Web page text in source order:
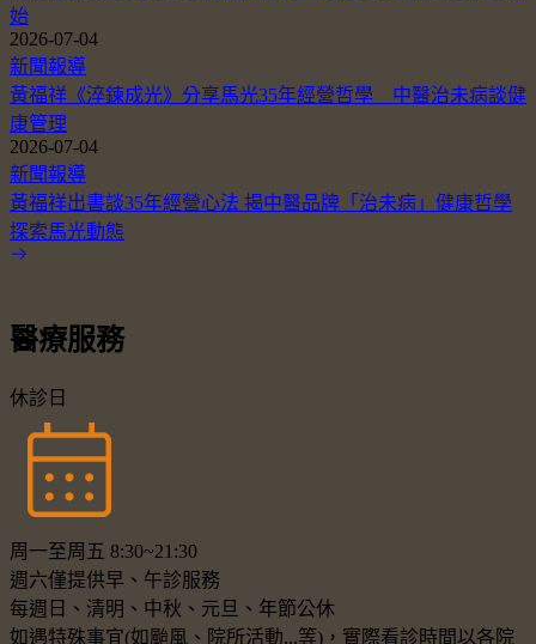
始
2026-07-04
新聞報導
黃福祥《淬鍊成光》分享馬光35年經營哲學 中醫治未病談健
康管理
2026-07-04
新聞報導
黃福祥出書談35年經營心法 揭中醫品牌「治未病」健康哲學
探索馬光動態
醫療服務
休診日
周一至周五 8:30~21:30
週六僅提供早、午診服務
每週日、清明、中秋、元旦、年節公休
如遇特殊事宜(如颱風、院所活動...等)，實際看診時間以各院